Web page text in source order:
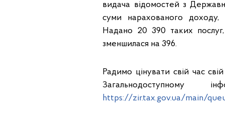
видача відомостей з
суми нарахованого доходу,
Надано 20 390 таких
зменшилася на 396.
Радимо цінувати свій час
Загальнодоступному
https://zir.tax.gov.ua/main/